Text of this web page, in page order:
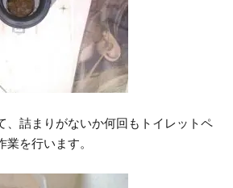
、詰まりがないか何回もトイレットペ
を行います。